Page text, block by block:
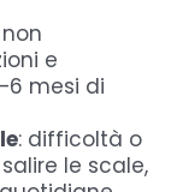
non
e
mesi di
: difficoltà o
le scale,